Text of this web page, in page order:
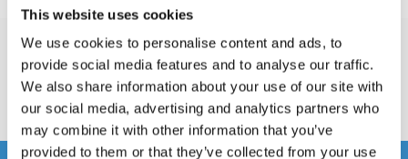
This website uses cookies
We use cookies to personalise content and ads, to
provide social media features and to analyse our traffic.
We also share information about your use of our site with
our social media, advertising and analytics partners who
may combine it with other information that you’ve
provided to them or that they’ve collected from your use
Recensioner
Produkten har inga recensioner